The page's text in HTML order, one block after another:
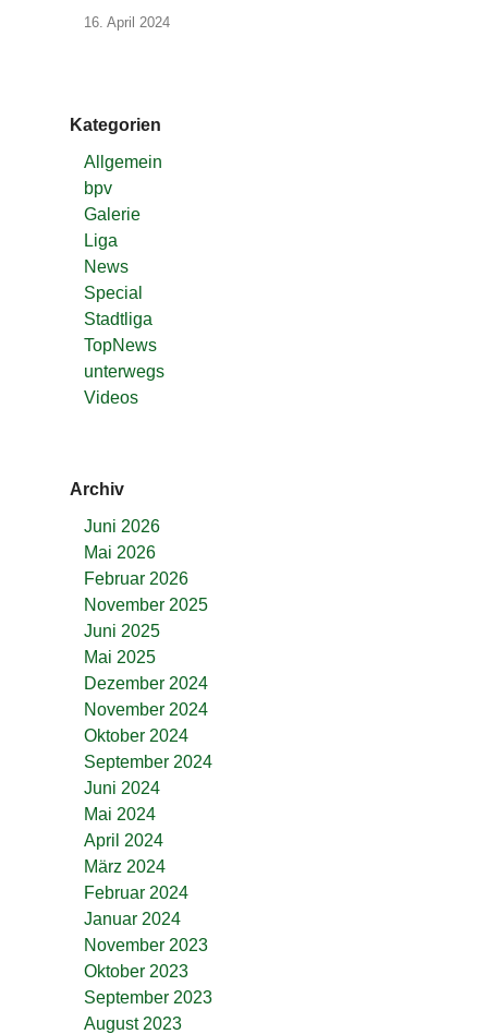
16. April 2024
Kategorien
Allgemein
bpv
Galerie
Liga
News
Special
Stadtliga
TopNews
unterwegs
Videos
Archiv
Juni 2026
Mai 2026
Februar 2026
November 2025
Juni 2025
Mai 2025
Dezember 2024
November 2024
Oktober 2024
September 2024
Juni 2024
Mai 2024
April 2024
März 2024
Februar 2024
Januar 2024
November 2023
Oktober 2023
September 2023
August 2023